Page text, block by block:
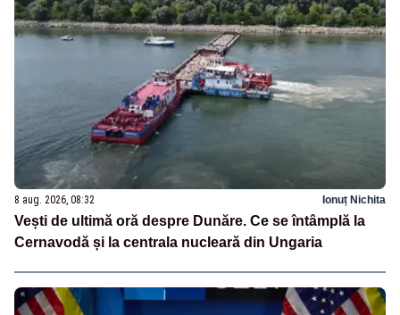
8 aug. 2026, 08:32 Ionuț Nichita
Vești de ultimă oră despre Dunăre. Ce se întâmplă la
Cernavodă și la centrala nucleară din Ungaria